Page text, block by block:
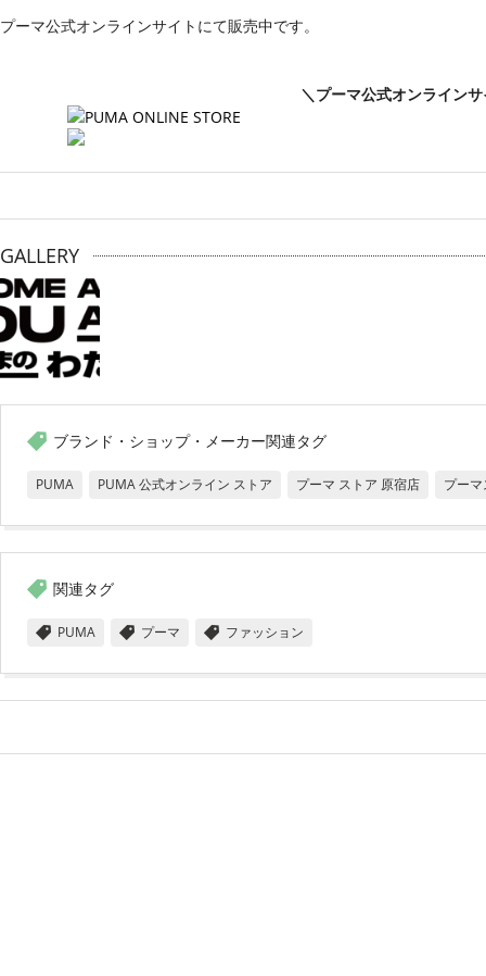
プーマ公式オンラインサイトにて販売中です。
＼プーマ公式オンライン
GALLERY
ブランド・ショップ・メーカー関連タグ
PUMA PUMA 公式オンライン ストア プーマ ストア 原宿店 プー
関連タグ
PUMA プーマ ファッション